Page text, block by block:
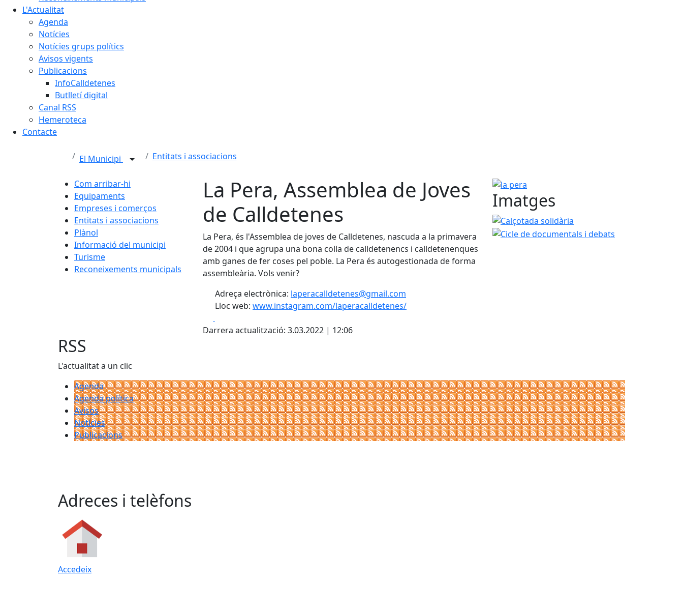
L'Actualitat
Agenda
Notícies
Notícies grups polítics
Avisos vigents
Publicacions
InfoCalldetenes
Butlletí digital
Canal RSS
Hemeroteca
Contacte
El Municipi Entitats i associacions
Com arribar-hi
Equipaments
Empreses i comerços
Entitats i associacions
Plànol
Informació del municipi
Turisme
Reconeixements municipals
La Pera, Assemblea de Joves
de Calldetenes
La Pera, és l'Assemblea de joves de Calldetenes, nascuda a la primavera
de 2004 i que agrupa una bona colla de calldetenencs i calldetenenques
amb ganes de fer coses pel poble. La Pera és autogestionada de forma
assembleària. Vols venir?
Adreça electrònica: laperacalldetenes@gmail.com
Lloc web: www.instagram.com/laperacalldetenes/
Darrera actualització: 3.03.2022 | 12:06
la pera
Imatges
Calçotada solidària
RSS
L'actualitat a un clic
Agenda
Agenda política
Avisos
Notícies
Publicacions
Adreces i telèfons
Accedeix